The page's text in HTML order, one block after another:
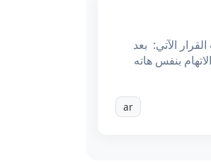
أصدرت محكمة التعقيب القرار الآتي: بعد
ar